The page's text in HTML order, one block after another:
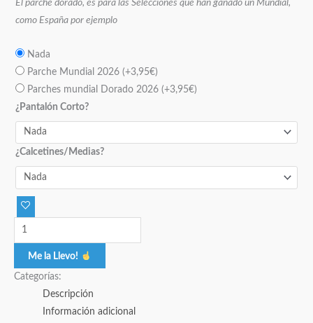
El parche dorado, es para las Selecciones que han ganado un Mundial,
como España por ejemplo
Nada
Parche Mundial 2026 (+3,95€)
Parches mundial Dorado 2026 (+3,95€)
¿Pantalón Corto?
¿Calcetines/Medias?
Me la Llevo!
Categorías:
Descripción
Información adicional